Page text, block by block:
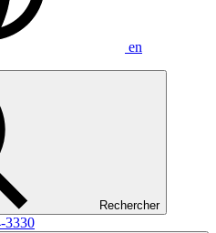
en
Rechercher
3330